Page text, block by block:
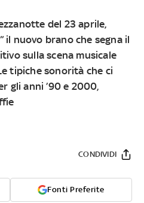
del 23 aprile,
il nuovo brano che segna il
sulla scena musicale
tipiche sonorità che ci
gli anni ’90 e 2000,
Fonti Preferite
CONDIVIDI